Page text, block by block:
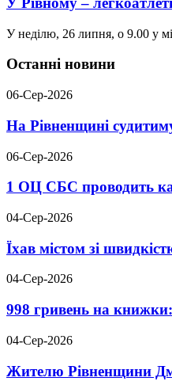
У неділю, 26 липня, о 9.00 у
Останні новини
06-Сер-2026
На Рівненщині
06-Сер-2026
1 ОЦ СБС проводить
04-Сер-2026
Їхав містом зі
04-Сер-2026
998 гривень на
04-Сер-2026
Жителю Рівненщини